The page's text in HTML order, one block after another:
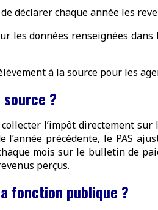
déclarer chaque année les
les données renseignées
à la source pour les
source ?
l’impôt directement
l’année précédente, le PAS
mois sur le bulletin de
perçus.
fonction publique ?